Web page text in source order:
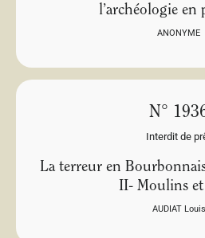
l’archéologie en
ANONYME
N°
Interdit de
La terreur en
II- Moulins
AUDIAT Louis